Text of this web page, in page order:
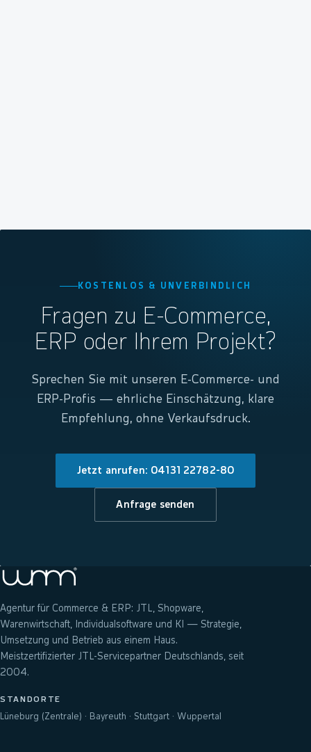
KOSTENLOS & UNVERBINDLICH
Fragen zu E-Commerce,
ERP oder Ihrem Projekt?
Sprechen Sie mit unseren E-Commerce- und
ERP-Profis — ehrliche Einschätzung, klare
Empfehlung, ohne Verkaufsdruck.
Jetzt anrufen: 04131 22782-80
Anfrage senden
Agentur für Commerce & ERP: JTL, Shopware,
Warenwirtschaft, Individualsoftware und KI — Strategie,
Umsetzung und Betrieb aus einem Haus.
Meistzertifizierter JTL-Servicepartner Deutschlands, seit
2004.
STANDORTE
Lüneburg (Zentrale) · Bayreuth · Stuttgart · Wuppertal